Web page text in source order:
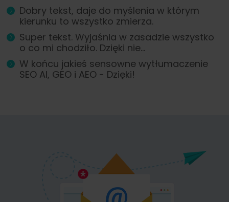
Dobry tekst, daje do myślenia w którym
kierunku to wszystko zmierza.
Super tekst. Wyjaśnia w zasadzie wszystko
o co mi chodziło. Dzięki nie...
W końcu jakieś sensowne wytłumaczenie
SEO AI, GEO i AEO - Dzięki!